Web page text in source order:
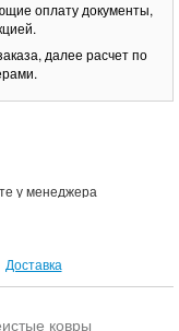
оплату документы,
далее расчет по
у менеджера
Доставка
ковры